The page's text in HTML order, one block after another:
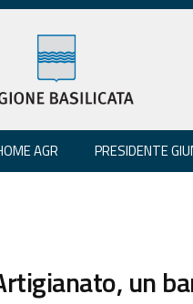
AGR PRESIDENTE
un